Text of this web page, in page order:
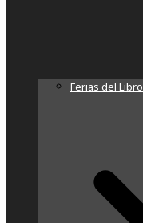
Ferias del Libro